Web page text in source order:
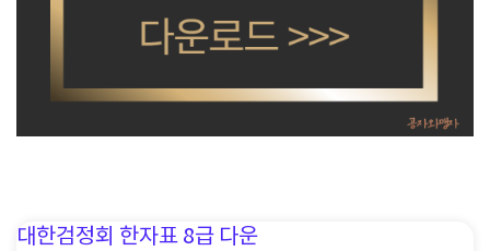
대한검정회 한자표 8급 다운